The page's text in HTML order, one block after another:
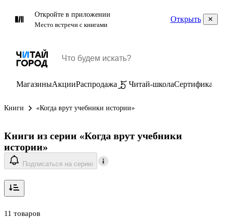
Откройте в приложении
Место встречи с книгами
Открыть
МагазиныАкцииРаспродажа Читай-школаСертификаты
Книги «Когда врут учебники истории»
Книги из серии «Когда врут учебники
истории»
Подписаться на серию
11 товаров